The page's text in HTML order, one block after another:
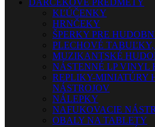
DARČEKOVÉ PREDMETY
KĽÚČENKY
HRNČEKY
ŠPERKY PRE
PLECHOVÉ
MUZIKANTSKÉ
NÁSTENNÉ LP VINYL
REPLIKY-MINIATÚRY
NÁSTROJOV
NÁLEPKY
NAFUKOVACIE
OBALY NA TABLETY